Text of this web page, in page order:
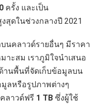
ครั้ง และเป็น
ดในช่วงกลางปี 2021
นคลาวด์รายอื่นๆ มีราคา
าะสม เราภูมิใจนำเสนอ
านพื้นที่จัดเก็บข้อมูลบน
ลหรือรูปภาพต่างๆ
ลาวด์ฟรี 1 TB ซึ่งผู้ใช้